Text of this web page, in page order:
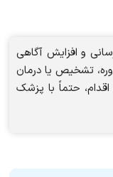
و افزایش آگاهی
تشخیص یا درمان
حتماً با پزشک